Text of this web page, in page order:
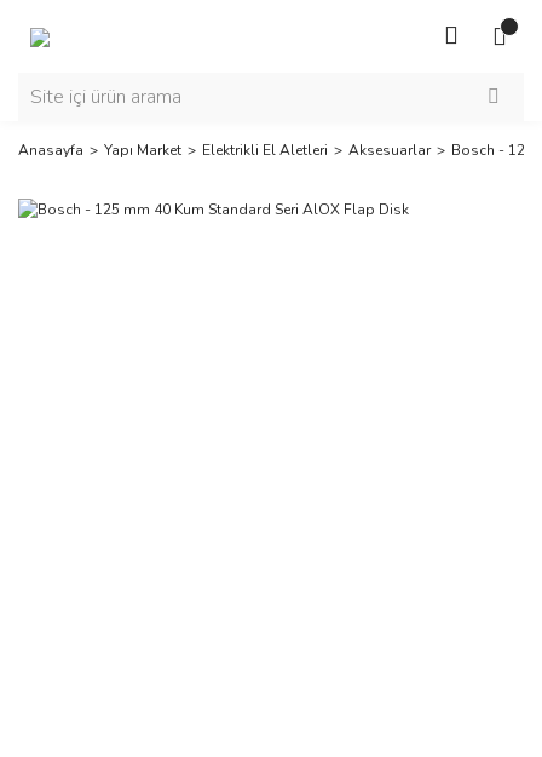
Anasayfa Yapı Market Elektrikli El Aletleri Aksesuarlar Bosch - 125